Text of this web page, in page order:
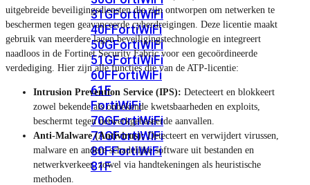
31GFortiWiFi
40FFortiWiFi
50GFortiWiFi
51GFortiWiFi
60FFortiWiFi
61F
FortiWiFi
70GFortiWiFi
71GFortiWiFi
80FFortiWiFi
81F
uitgebreide beveiligingsdiensten die zijn ontworpen om netwerken te
beschermen tegen geavanceerde cyberdreigingen. Deze licentie maakt
gebruik van meerdere lagen beveiligingstechnologie en integreert
naadloos in de Fortinet Security Fabric voor een gecoördineerde
verdediging. Hier zijn alle functies die van de ATP-licentie:
Intrusion Prevention Service (IPS): Detecteert en blokkeert
zowel bekende als onbekende kwetsbaarheden en exploits,
beschermt tegen netwerkgebaseerde aanvallen.
Anti-Malware (Antivirus):Detecteert en verwijdert virussen,
malware en andere schadelijke software uit bestanden en
netwerkverkeer, zowel via handtekeningen als heuristische
methoden.